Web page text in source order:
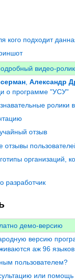
кого подходит
видео-
,Александр
о программе "УСУ"
ролики
отзыв
отзывы
организаций,
разработчик
демо-версию
версию
аж 96 языков
пользователем?
или помощь